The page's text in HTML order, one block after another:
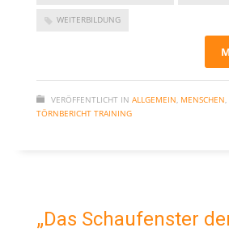
WEITERBILDUNG
VERÖFFENTLICHT IN ALLGEMEIN MENSCHEN
TÖRNBERICHT TRAINING
„Das Schaufenster